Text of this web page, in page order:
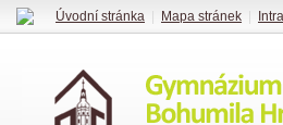
Úvodní stránka Mapa stránek